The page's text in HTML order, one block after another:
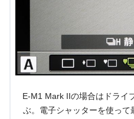
E-M1 Mark IIの場合はドライ
ぶ。電子シャッターを使って